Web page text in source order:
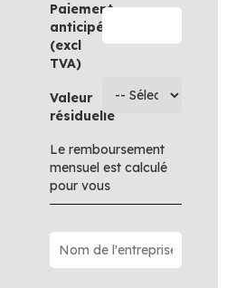
Paiement
anticipé
(excl
TVA)
Valeur
résiduelle
Le remboursement
mensuel est calculé
pour vous